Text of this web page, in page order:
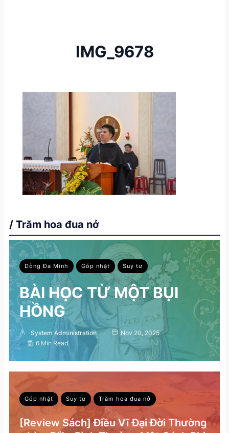
IMG_9678
/ Trăm hoa đua nở
Dòng Đa Minh Góp nhặt Suy tư
BÀI HỌC TỪ MỘT BỤI
HỒNG
System Administration
Nov 20, 2025
6 Min Read
Góp nhặt Suy tư Trăm hoa đua nở
[Review Sách] Điều Vĩ Đại Đời Thường